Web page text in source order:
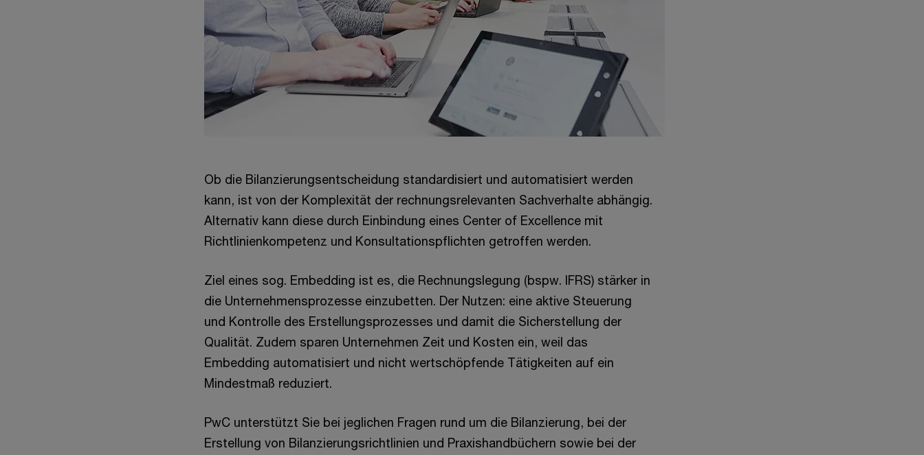
Ob die Bilanzierungsentscheidung standardisiert und automatisiert werden
kann, ist von der Komplexität der rechnungsrelevanten Sachverhalte abhängig.
Alternativ kann diese durch Einbindung eines Center of Excellence mit
Richtlinienkompetenz und Konsultationspflichten getroffen werden.
Ziel eines sog. Embedding ist es, die Rechnungslegung (bspw. IFRS) stärker in
die Unternehmensprozesse einzubetten. Der Nutzen: eine aktive Steuerung
und Kontrolle des Erstellungsprozesses und damit die Sicherstellung der
Qualität. Zudem sparen Unternehmen Zeit und Kosten ein, weil das
Embedding automatisiert und nicht wertschöpfende Tätigkeiten auf ein
Mindestmaß reduziert.
PwC unterstützt Sie bei jeglichen Fragen rund um die Bilanzierung, bei der
Erstellung von Bilanzierungsrichtlinien und Praxishandbüchern sowie bei der